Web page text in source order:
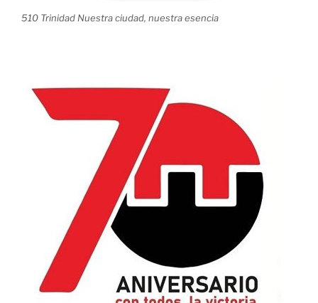
510 Trinidad Nuestra ciudad, nuestra esencia